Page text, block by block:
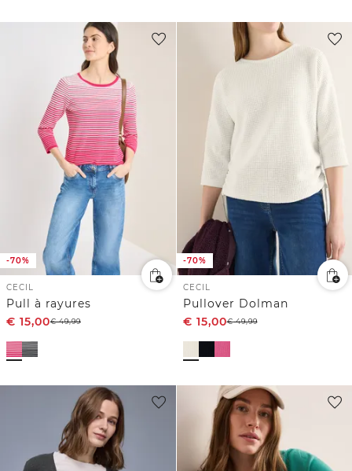
-70%
CECIL
Pull à rayures
€ 15,00€49,99
-70%
CECIL
Pullover Dolman
€ 15,00€49,99